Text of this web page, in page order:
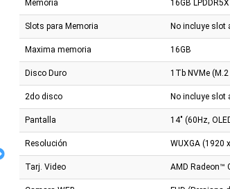
Notebook Asus Vivobook
Memoria 16GB
Slots para Memoria No incluye slot
Maxima memoria 16GB
Disco Duro 1Tb NVMe (M.2
2do disco No incluye slot
Pantalla 14" (60Hz,
Resolución WUXGA (1920
Tarj. Video AMD Radeon™